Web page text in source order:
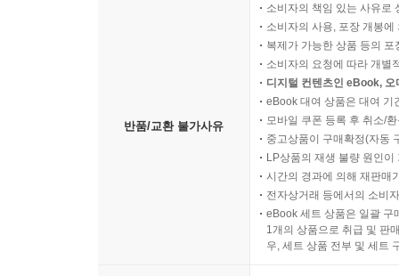
반품/교환 불가사유
소비자의 책임 있는 사유로
소비자의 사용, 포장 개봉
복제가 가능한 상품 등의
소비자의 요청에 따라 개별
디지털 컨텐츠인 eBook,
eBook 대여 상품은 대여 기
모바일 쿠폰 등록 후 취소/
중고상품이 구매확정(자동
LP상품의 재생 불량 원인
시간의 경과에 의해 재판매
전자상거래 등에서의 소비
eBook 세트 상품은 일괄 구
1개의 상품으로 취급 및 판
우, 세트 상품 전부 및 세트